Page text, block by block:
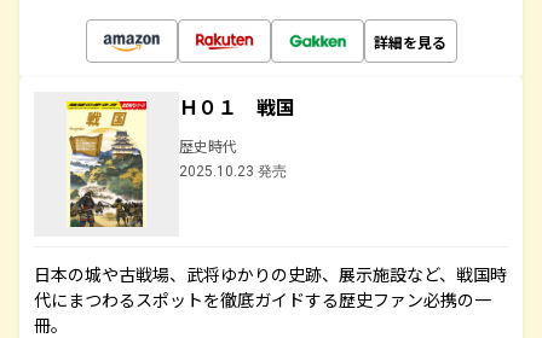
詳細を見る
Ｈ０１ 戦国
歴史時代
2025.10.23 発売
日本の城や古戦場、武将ゆかりの史跡、展示施設など、戦国時
代にまつわるスポットを徹底ガイドする歴史ファン必携の一
冊。